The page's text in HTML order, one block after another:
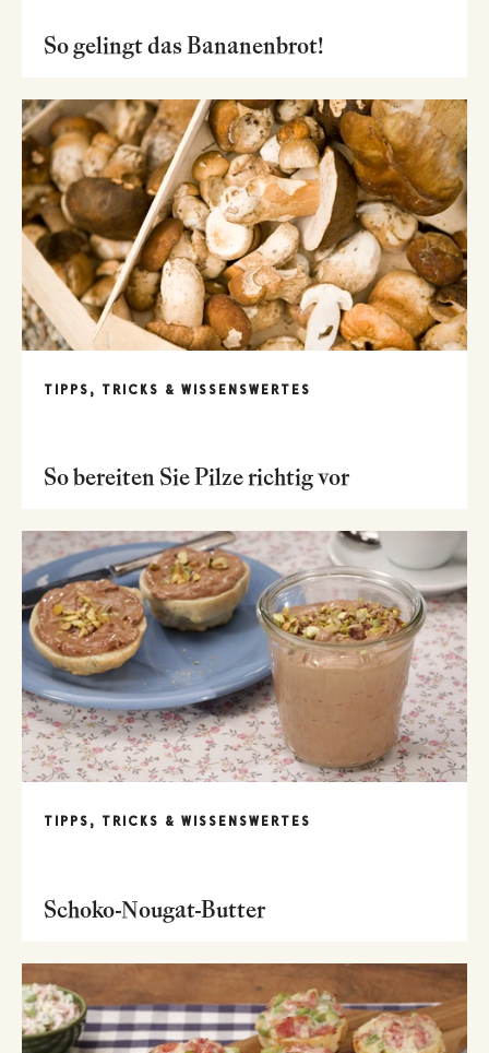
So gelingt das Bananenbrot!
TIPPS, TRICKS & WISSENSWERTES
So bereiten Sie Pilze richtig vor
TIPPS, TRICKS & WISSENSWERTES
Schoko-Nougat-Butter